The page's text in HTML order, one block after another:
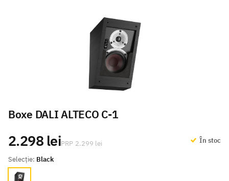
Boxe DALI ALTECO C-1
În stoc
Selecție: Black
Black
2.298 lei 2.299 lei